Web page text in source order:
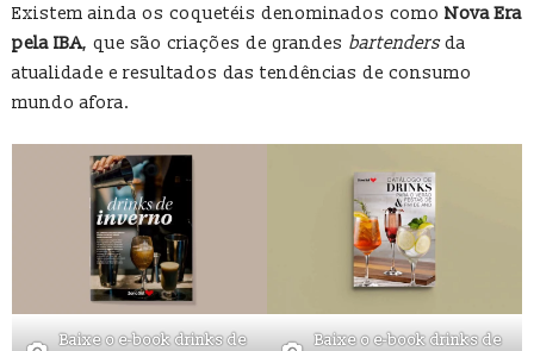
Existem ainda os coquetéis denominados como Nova Era
pela IBA, que são criações de grandes bartendersda
atualidade e resultados das tendências de consumo
mundo afora.
Baixe o e-book drinks de
Baixe o e-book drinks de